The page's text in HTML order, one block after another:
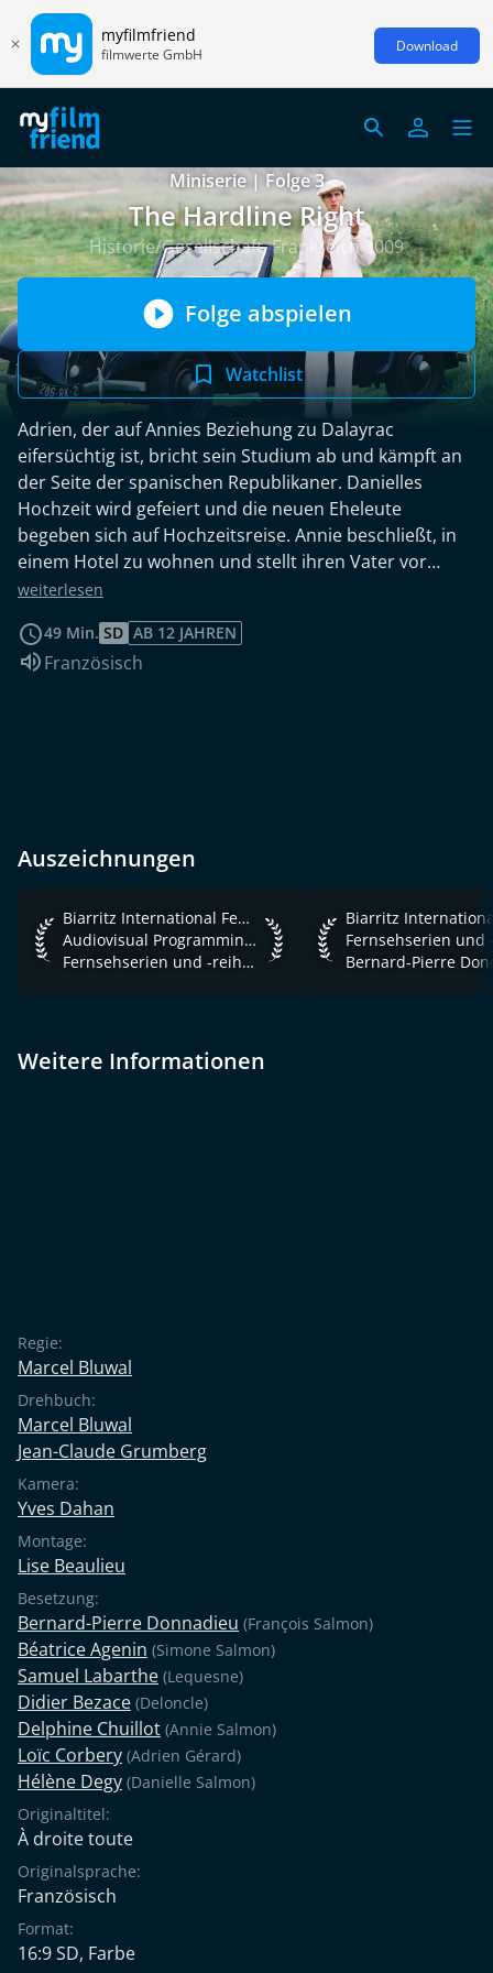
myfilmfriend
filmwerte GmbH Download
Miniserie | Folge 3
The Hardline Right
Historie/Gesellschaft, Frankreich 2009
Folge abspielen
Watchlist
Adrien, der auf Annies Beziehung zu Dalayrac
eifersüchtig ist, bricht sein Studium ab und kämpft an
der Seite der spanischen Republikaner. Danielles
Hochzeit wird gefeiert und die neuen Eheleute
begeben sich auf Hochzeitsreise. Annie beschließt, in
einem Hotel zu wohnen und stellt ihren Vater vor
vollendete Tatsachen. Deloncle beauftragt Le Quesne,
Waffenkauf zu verhandeln.
weiterlesen
49 Min. SD AB 12 JAHREN
Sprache:
Französisch
Auszeichnungen
Biarritz International Festival of Audiovisual Programming
Biarritz International Festival of
Audiovisual Programming 2008
Fernsehserien und -reihen
Biarritz International
Weitere Informationen
Regie:
Marcel Bluwal
Drehbuch:
Marcel Bluwal
Jean-Claude Grumberg
Kamera:
Yves Dahan
Montage:
Lise Beaulieu
Besetzung:
Bernard-Pierre Donnadieu (François Salmon)
Béatrice Agenin (Simone Salmon)
Samuel Labarthe (Lequesne)
Didier Bezace (Deloncle)
Delphine Chuillot (Annie Salmon)
Loïc Corbery (Adrien Gérard)
Hélène Degy (Danielle Salmon)
Originaltitel:
À droite toute
Originalsprache:
Französisch
Format:
16:9 SD, Farbe